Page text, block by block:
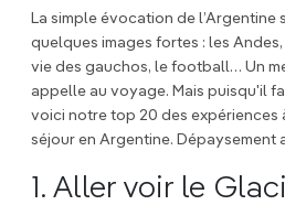
La simple évocation de
quelques images fortes : les
vie des gauchos, le football… Un
appelle au voyage. Mais puisqu'il
voici notre top 20 des expériences
séjour en Argentine. Dépaysement
1. Aller voir le